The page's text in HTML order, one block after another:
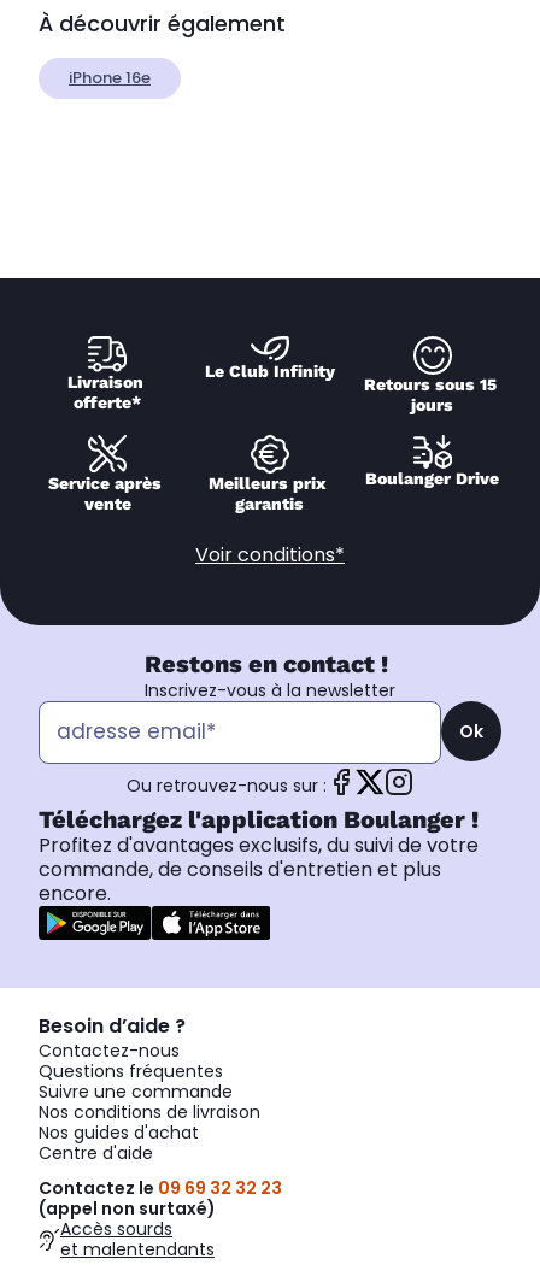
À découvrir également
iPhone 16e
Livraison
offerte*
Le Club Infinity
Retours sous 15
jours
Service après
vente
Meilleurs prix
garantis
Boulanger Drive
Voir conditions*
Restons en contact !
Inscrivez-vous à la newsletter
Ok
Ou retrouvez-nous sur :
Téléchargez l'application Boulanger !
Profitez d'avantages exclusifs, du suivi de votre
commande, de conseils d'entretien et plus
encore.
Besoin d’aide ?
Contactez-nous
Questions fréquentes
Suivre une commande
Nos conditions de livraison
Nos guides d'achat
Centre d'aide
Contactez le 09 69 32 32 23
(appel non surtaxé)
Accès sourds
et malentendants